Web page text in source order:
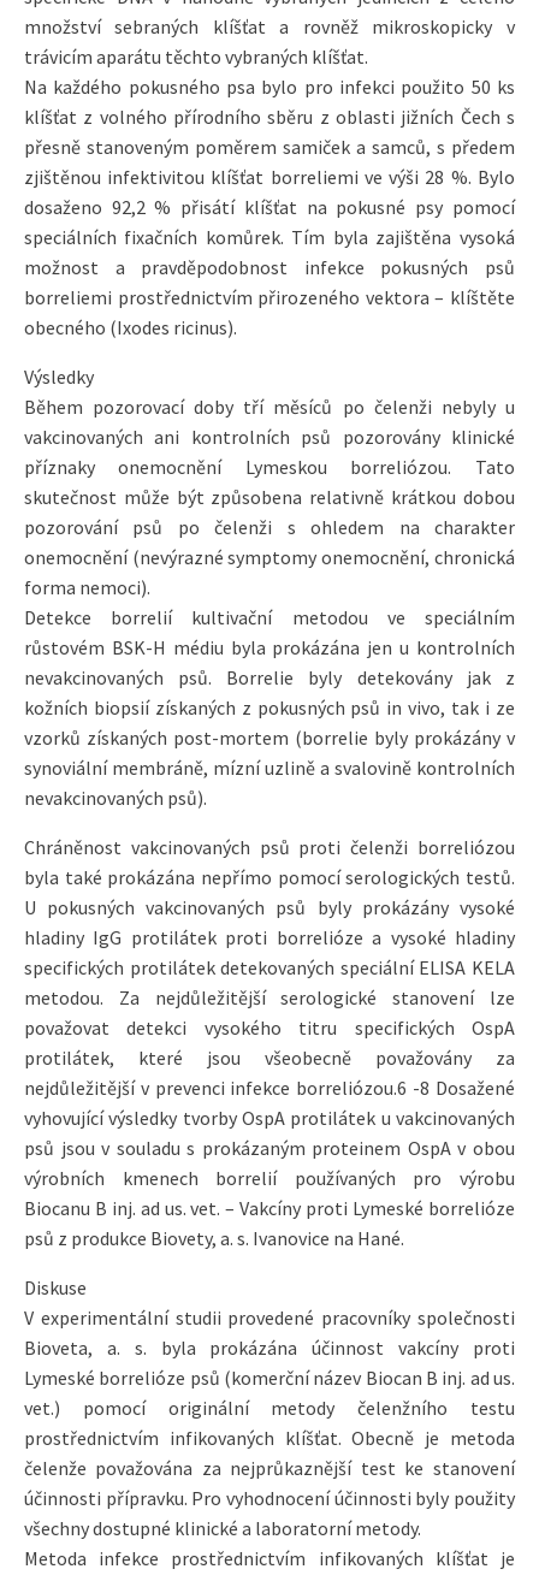
množství sebraných klíšťat a rovněž mikroskopicky v
trávicím aparátu těchto vybraných klíšťat.
Na každého pokusného psa bylo pro infekci použito 50 ks
klíšťat z volného přírodního sběru z oblasti jižních Čech s
přesně stanoveným poměrem samiček a samců, s předem
zjištěnou infektivitou klíšťat borreliemi ve výši 28 %. Bylo
dosaženo 92,2 % přisátí klíšťat na pokusné psy pomocí
speciálních fixačních komůrek. Tím byla zajištěna vysoká
možnost a pravděpodobnost infekce pokusných psů
borreliemi prostřednictvím přirozeného vektora – klíštěte
obecného (Ixodes ricinus).
Výsledky
Během pozorovací doby tří měsíců po čelenži nebyly u
vakcinovaných ani kontrolních psů pozorovány klinické
příznaky onemocnění Lymeskou borreliózou. Tato
skutečnost může být způsobena relativně krátkou dobou
pozorování psů po čelenži s ohledem na charakter
onemocnění (nevýrazné symptomy onemocnění, chronická
forma nemoci).
Detekce borrelií kultivační metodou ve speciálním
růstovém BSK-H médiu byla prokázána jen u kontrolních
nevakcinovaných psů. Borrelie byly detekovány jak z
kožních biopsií získaných z pokusných psů in vivo, tak i ze
vzorků získaných post-mortem (borrelie byly prokázány v
synoviální membráně, mízní uzlině a svalovině kontrolních
nevakcinovaných psů).
Chráněnost vakcinovaných psů proti čelenži borreliózou
byla také prokázána nepřímo pomocí serologických testů.
U pokusných vakcinovaných psů byly prokázány vysoké
hladiny IgG protilátek proti borrelióze a vysoké hladiny
specifických protilátek detekovaných speciální ELISA KELA
metodou. Za nejdůležitější serologické stanovení lze
považovat detekci vysokého titru specifických OspA
protilátek, které jsou všeobecně považovány za
nejdůležitější v prevenci infekce borreliózou.6 -8 Dosažené
vyhovující výsledky tvorby OspA protilátek u vakcinovaných
psů jsou v souladu s prokázaným proteinem OspA v obou
výrobních kmenech borrelií používaných pro výrobu
Biocanu B inj. ad us. vet. – Vakcíny proti Lymeské borrelióze
psů z produkce Biovety, a. s. Ivanovice na Hané.
Diskuse
V experimentální studii provedené pracovníky společnosti
Bioveta, a. s. byla prokázána účinnost vakcíny proti
Lymeské borrelióze psů (komerční název Biocan B inj. ad us.
vet.) pomocí originální metody čelenžního testu
prostřednictvím infikovaných klíšťat. Obecně je metoda
čelenže považována za nejprůkaznější test ke stanovení
účinnosti přípravku. Pro vyhodnocení účinnosti byly použity
všechny dostupné klinické a laboratorní metody.
Metoda infekce prostřednictvím infikovaných klíšťat je